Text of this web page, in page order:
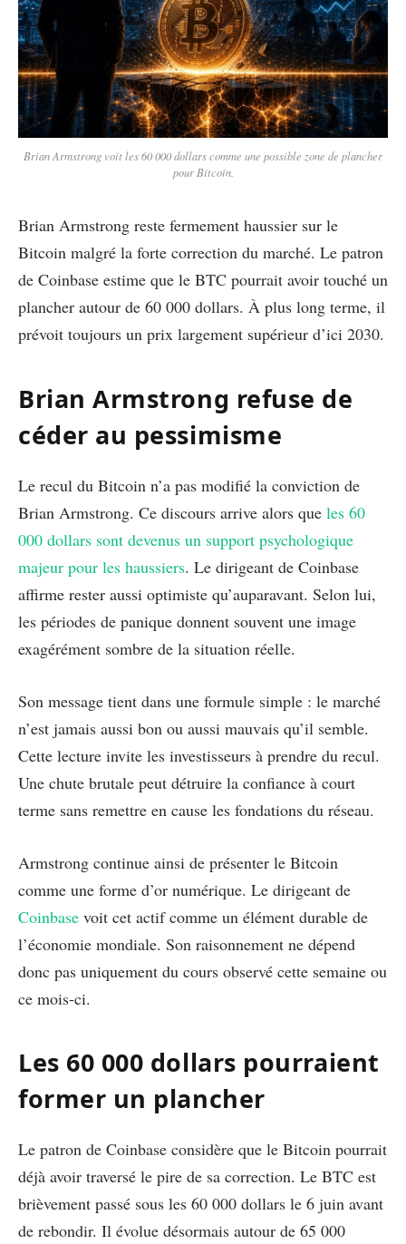
Brian Armstrong voit les 60 000 dollars comme une possible zone de plancher
pour Bitcoin.
Brian Armstrong reste fermement haussier sur le
Bitcoin malgré la forte correction du marché. Le patron
de Coinbase estime que le BTC pourrait avoir touché un
plancher autour de 60 000 dollars. À plus long terme, il
prévoit toujours un prix largement supérieur d’ici 2030.
Brian Armstrong refuse de
céder au pessimisme
Le recul du Bitcoin n’a pas modifié la conviction de
Brian Armstrong. Ce discours arrive alors que les 60
000 dollars sont devenus un support psychologique
majeur pour les haussiers. Le dirigeant de Coinbase
affirme rester aussi optimiste qu’auparavant. Selon lui,
les périodes de panique donnent souvent une image
exagérément sombre de la situation réelle.
Son message tient dans une formule simple : le marché
n’est jamais aussi bon ou aussi mauvais qu’il semble.
Cette lecture invite les investisseurs à prendre du recul.
Une chute brutale peut détruire la confiance à court
terme sans remettre en cause les fondations du réseau.
Armstrong continue ainsi de présenter le Bitcoin
comme une forme d’or numérique. Le dirigeant de
Coinbase voit cet actif comme un élément durable de
l’économie mondiale. Son raisonnement ne dépend
donc pas uniquement du cours observé cette semaine ou
ce mois-ci.
Les 60 000 dollars pourraient
former un plancher
Le patron de Coinbase considère que le Bitcoin pourrait
déjà avoir traversé le pire de sa correction. Le BTC est
brièvement passé sous les 60 000 dollars le 6 juin avant
de rebondir. Il évolue désormais autour de 65 000